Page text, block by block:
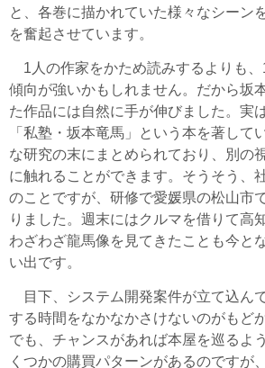
と、各巻に描かれていた様々なシーン
を奮起させています。
1人の作家をかため読みするよりも、
傾向が強いかもしれません。だから坂
た作品には自然に手が伸びました。実
「私塾・坂本竜馬」という本を著して
な研究の末にまとめられており、別の
に触れることができます。そうそう、
のことですが、研修で愛媛県の松山市
りました。週末にはクルマを借りて高
わざわざ龍馬像を見てきたことも今と
い出です。
目下、システム開発案件が立て込ん
する時間をなかなかさけないのがもど
でも、チャンスがあれば本屋を巡るよ
くつかの購買パターンがあるのですが